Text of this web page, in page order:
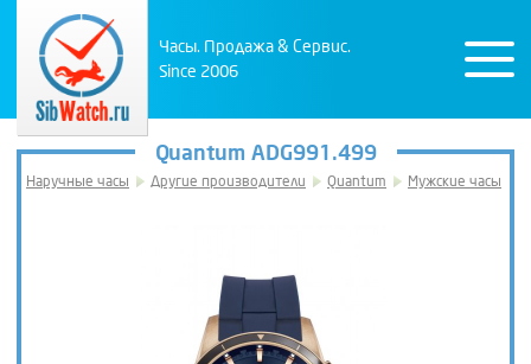
Часы. Продажа & Сервис.
Since 2006
Quantum ADG991.499
Наручные часы Другие производители Quantum Мужские часы